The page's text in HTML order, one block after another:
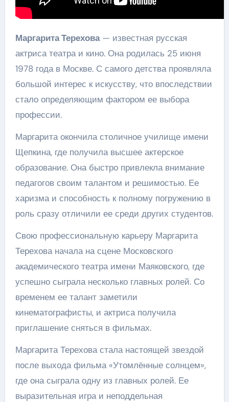
Маргарита Терехова— известная русская
актриса театра и кино. Она родилась 25 июня
1978 года в Москве. С самого детства проявляла
большой интерес к искусству, что впоследствии
стало определяющим фактором ее выбора
профессии.
Маргарита окончила столичное училище имени
Щепкина, где получила высшее актерское
образование. Она быстро привлекла внимание
педагогов своим талантом и решимостью. Ее
харизма и способность к полному погружению в
роль сразу отличили ее среди других студентов.
Свою профессиональную карьеру Маргарита
Терехова начала на сцене Московского
академического театра имени Маяковского, где
успешно сыграла несколько главных ролей. Со
временем ее талант заметили
кинематографисты, и актриса получила
приглашение сняться в фильмах.
Маргарита Терехова стала настоящей звездой
после выхода фильма «Утомлённые солнцем»,
где она сыграла одну из главных ролей. Ее
выразительная игра и неподдельная